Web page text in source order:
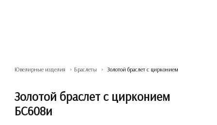
Ювелирные изделия Браслеты Золотой браслет с цирконием
Золотой браслет с цирконием
БС608и